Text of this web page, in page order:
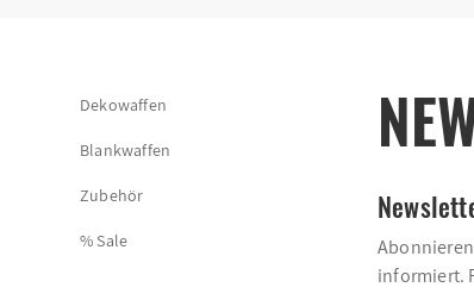
Dekowaffen
Blankwaffen
Zubehör
% Sale
informiert.